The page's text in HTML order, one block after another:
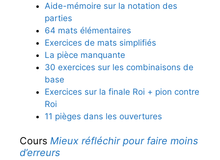
Aide-mémoire sur la notation des
parties
64 mats élémentaires
Exercices de mats simplifiés
La pièce manquante
30 exercices sur les combinaisons de
base
Exercices sur la finale Roi + pion contre
Roi
11 pièges dans les ouvertures
Cours Mieux réfléchir pour faire moins
d’erreurs